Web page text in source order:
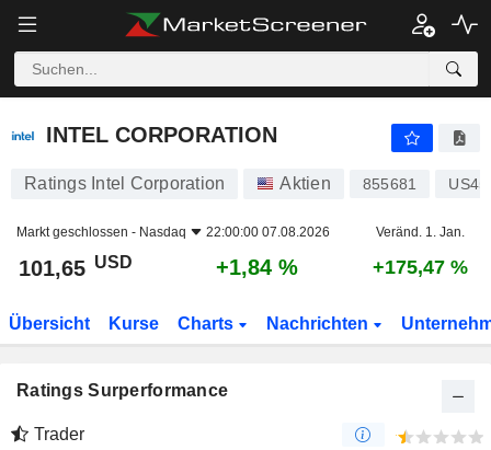
INTEL CORPORATION
INTEL CORPORATION
Ratings Intel Corporation Aktien 855681
Markt geschlossen - Nasdaq 22:00:00 07.08.2026 Veränd. 1. Jan.
101,65 USD +1,84 % +175,47 %
Übersicht Kurse Charts Nachrichten
Ratings Surperformance
Trader